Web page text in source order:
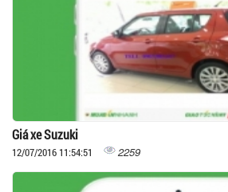
Giá xe Suzuki
12/07/2016 11:54:51 2259